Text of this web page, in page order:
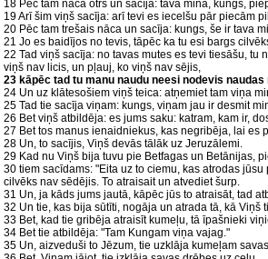
18 Pēc tam nāca otrs un sacīja: tava mina, kungs,
19 Arī šim viņš sacīja: arī tevi es iecelšu pār piecām
20 Pēc tam trešais nāca un sacīja: kungs, še ir tava
21 Jo es baidījos no tevis, tāpēc ka tu esi bargs
22 Tad viņš sacīja: no tavas mutes es tevi tiesāšu,
viņš nav licis, un pļauj, ko viņš nav sējis,
23 kāpēc tad tu manu naudu neesi nodevis
24 Un uz klātesošiem viņš teica: atņemiet tam viņa
25 Tad tie sacīja viņam: kungs, viņam jau ir desmit
26 Bet viņš atbildēja: es jums saku: katram, kam ir,
27 Bet tos manus ienaidniekus, kas negribēja, lai es
28 Un, to sacījis, Viņš devās tālāk uz Jeruzālemi.
29 Kad nu Viņš bija tuvu pie Betfagas un Betānijas,
30 tiem sacīdams: "Eita uz to ciemu, kas atrodas
cilvēks nav sēdējis. To atraisait un atvediet šurp.
31 Un, ja kāds jums jautā, kāpēc jūs to atraisāt, tad
32 Un tie, kas bija sūtīti, nogāja un atrada tā, kā Viņš
33 Bet, kad tie gribēja atraisīt kumeļu, tā īpašnieki
34 Bet tie atbildēja: "Tam Kungam viņa vajag."
35 Un, aizveduši to Jēzum, tie uzklāja kumeļam